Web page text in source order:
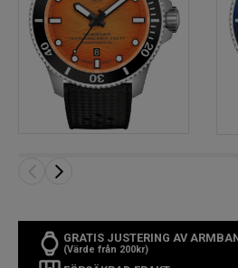
GRATIS JUSTERING AV
(Värde från 200kr)